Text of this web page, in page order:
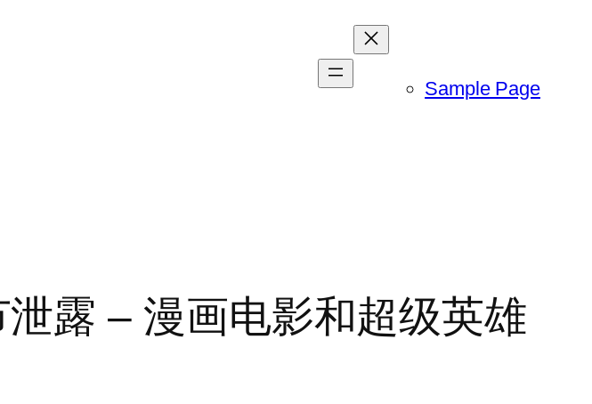
Sample Page
露 – 漫画电影和超级英雄